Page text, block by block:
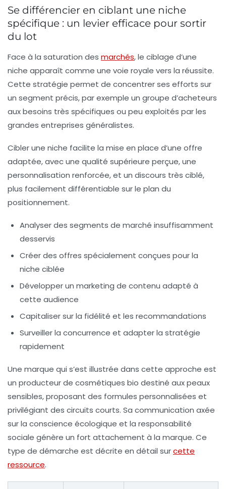
Se différencier en ciblant une niche
spécifique : un levier efficace pour sortir
du lot
Face à la saturation des marchés, le ciblage d’une
niche apparaît comme une voie royale vers la réussite.
Cette stratégie permet de concentrer ses efforts sur
un segment précis, par exemple un groupe d’acheteurs
aux besoins très spécifiques ou peu exploités par les
grandes entreprises généralistes.
Cibler une niche facilite la mise en place d’une offre
adaptée, avec une qualité supérieure perçue, une
personnalisation renforcée, et un discours très ciblé,
plus facilement différentiable sur le plan du
positionnement.
Analyser des segments de marché insuffisamment
desservis
Créer des offres spécialement conçues pour la
niche ciblée
Développer un marketing de contenu adapté à
cette audience
Capitaliser sur la fidélité et les recommandations
Surveiller la concurrence et adapter la stratégie
rapidement
Une marque qui s’est illustrée dans cette approche est
un producteur de cosmétiques bio destiné aux peaux
sensibles, proposant des formules personnalisées et
privilégiant des circuits courts. Sa communication axée
sur la conscience écologique et la responsabilité
sociale génère un fort attachement à la marque. Ce
type de démarche est décrite en détail surcette
ressource.